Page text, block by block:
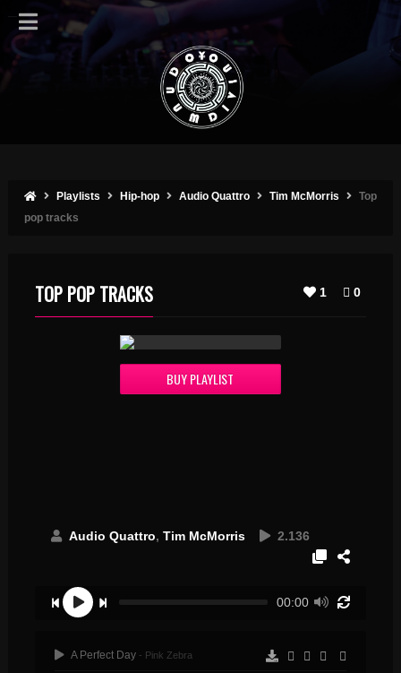
Playlists Hip-hop Audio Quattro Tim McMorris
Top
pop tracks
1 0
TOP POP TRACKS
BUY PLAYLIST
Audio Quattro, Tim McMorris 2.136
00:00
A Perfect Day- Pink Zebra